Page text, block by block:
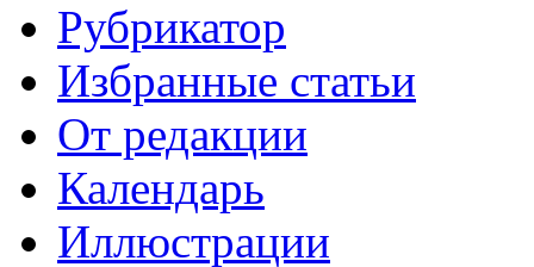
Рубрикатор
Избранные статьи
От редакции
Календарь
Иллюстрации